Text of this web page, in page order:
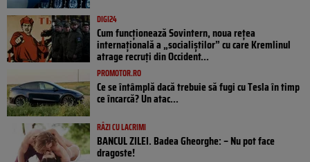
DIGI24
Cum funcționează Sovintern, noua rețea
internațională a „socialiștilor” cu care Kremlinul
atrage recruți din Occident...
PROMOTOR.RO
Ce se întâmplă dacă trebuie să fugi cu Tesla în timp
ce încarcă? Un atac...
RÂZI CU LACRIMI
BANCUL ZILEI. Badea Gheorghe: – Nu pot face
dragoste!